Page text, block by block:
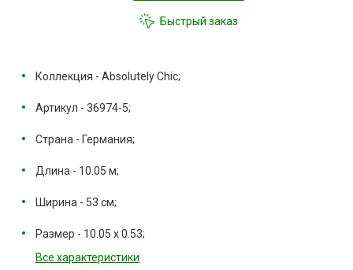
Быстрый заказ
Коллекция - Absolutely Chic;
Артикул - 36974-5;
Страна - Германия;
Длина - 10.05 м;
Ширина - 53 см;
Размер - 10.05 х 0.53;
Все характеристики